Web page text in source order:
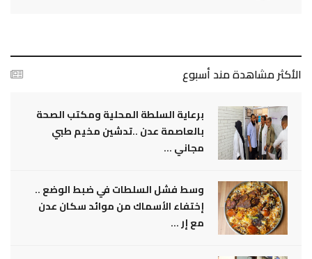
الأكثر مشاهدة مند أسبوع
برعاية السلطة المحلية ومكتب الصحة
بالعاصمة عدن ..تدشين مخيم طبي
مجاني ...
وسط فشل السلطات في ضبط الوضع ..
إختفاء الأسماك من موائد سكان عدن
مع إر ...